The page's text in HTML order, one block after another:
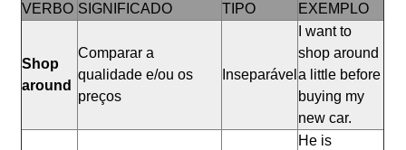
VERBO SIGNIFICADO TIPO EXEMPLO
Shop
around
Comparar a
qualidade e/ou os
preços
Inseparável
I want to
shop around
a little before
buying my
new car.
He is